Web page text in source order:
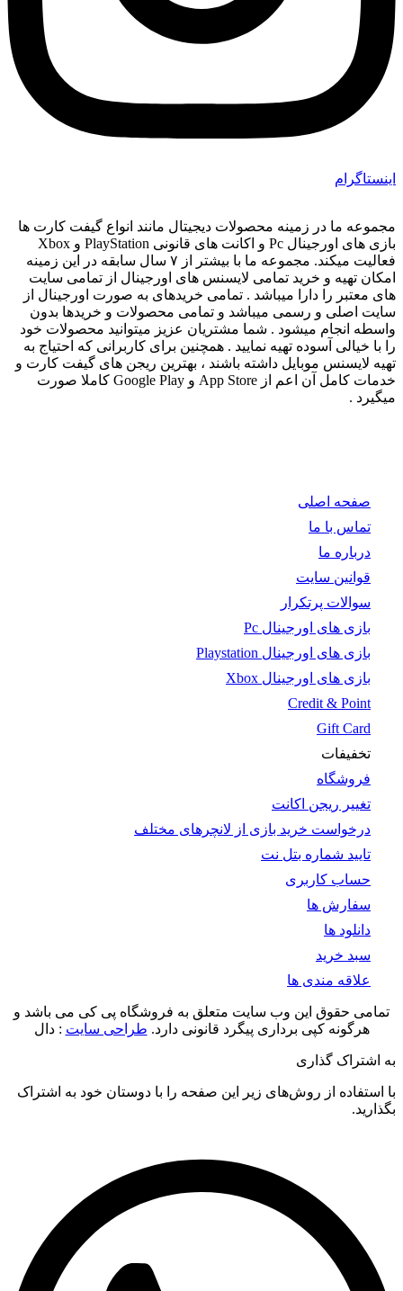
اینستاگرام
مجموعه ما در زمینه محصولات دیجیتال مانند انواع گیفت کارت ها
بازی های اورجینال Pc و اکانت های قانونی PlayStation و Xbox
فعالیت میکند. مجموعه ما با بیشتر از ۷ سال سابقه در این زمینه
امکان تهیه و خرید تمامی لایسنس های اورجینال از تمامی سایت
های معتبر را دارا میباشد . تمامی خریدهای به صورت اورجینال از
سایت اصلی و رسمی میباشد و تمامی محصولات و خریدها بدون
واسطه انجام میشود . شما مشتریان عزیز میتوانید محصولات خود
را با خیالی آسوده تهیه نمایید . همچنین برای کاربرانی که احتیاج به
تهیه لایسنس موبایل داشته باشند ، بهترین ریجن های گیفت کارت و
خدمات کامل آن اعم از App Store و Google Play کاملا صورت
میگیرد .
صفحه اصلی
تماس با ما
درباره ما
قوانین سایت
سوالات پرتکرار
بازی های اورجینال Pc
بازی های اورجینال Playstation
بازی های اورجینال Xbox
Credit & Point
Gift Card
تخفیفات
فروشگاه
تغییر ریجن اکانت
درخواست خرید بازی از لانچرهای مختلف
تایید شماره بتل نت
حساب کاربری
سفارش ها
دانلود ها
سبد خرید
علاقه مندی ها
تمامی حقوق این وب سایت متعلق به فروشگاه پی کی می باشد و
هرگونه کپی برداری پیگرد قانونی دارد. طراحی سایت : دال
به اشتراک گذاری
با استفاده از روش‌های زیر این صفحه را با دوستان‌ خود به اشتراک
بگذارید.